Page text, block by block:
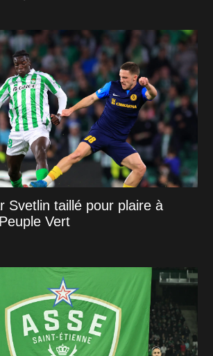
Svetlin taillé pour plaire à
Vert